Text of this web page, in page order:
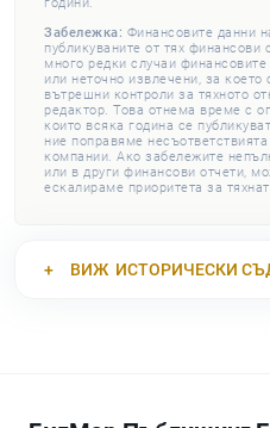
години.
Забележка: Финансовите данни
публикуваните от тях
много редки случаи
или неточно извлечени, за
вътрешни контроли за тяхното
редактор. Това отнема време с
които всяка година се
ние поправяме
компании. Ако забележите
или в други финансови отчети,
ескалираме приоритета за
ВИЖ ИСТОРИЧЕСКИ